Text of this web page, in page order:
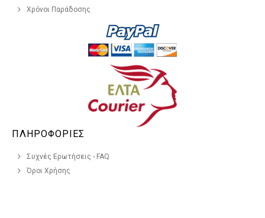
Χρόνοι Παράδοσης
ΠΛΗΡΟΦΟΡΙΕΣ
Συχνές Ερωτήσεις - FAQ
Όροι Χρήσης